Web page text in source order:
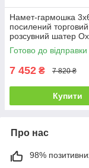
Намет-гармошка
посилений торговий
розсувний шатер
800D каркас 30х30
Готово до відправки
7 452 ₴ 7 820 ₴
Купити
Про нас
98%